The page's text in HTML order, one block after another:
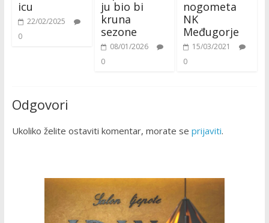
icu
22/02/2025
0
ju bio bi
kruna
sezone
08/01/2026
0
nogometa
NK
Međugorje
15/03/2021
0
Odgovori
Ukoliko želite ostaviti komentar, morate se prijaviti.